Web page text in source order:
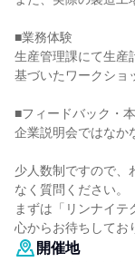
■業務体験
生産管理課にて生産
基づいたワークショ
■フィードバック・
企業説明会ではなか
少人数制ですので、
なく質問ください。
まずは「リンナイ
心からお待ちしてお
開催地